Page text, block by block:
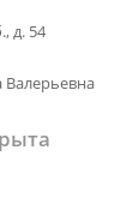
д. 54
Валерьевна